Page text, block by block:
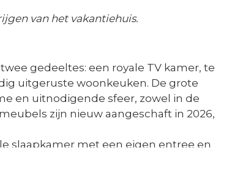
van het vakantiehuis.
gedeeltes: een royale TV kamer, te
uitgeruste woonkeuken. De grote
en uitnodigende sfeer, zowel in de
zijn nieuw aangeschaft in 2026,
slaapkamer met een eigen entree en
geen trap lopen. Op de eerste verdieping
van airconditioning en een eigen